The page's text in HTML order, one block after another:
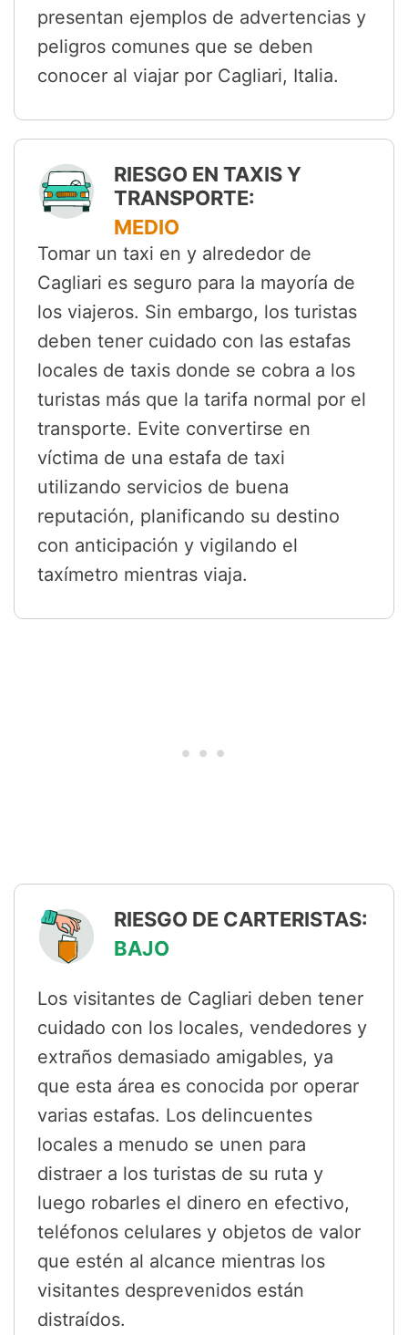
presentan ejemplos de advertencias y
peligros comunes que se deben
conocer al viajar por Cagliari, Italia.
RIESGO EN TAXIS Y
TRANSPORTE:
MEDIO
Tomar un taxi en y alrededor de
Cagliari es seguro para la mayoría de
los viajeros. Sin embargo, los turistas
deben tener cuidado con las estafas
locales de taxis donde se cobra a los
turistas más que la tarifa normal por el
transporte. Evite convertirse en
víctima de una estafa de taxi
utilizando servicios de buena
reputación, planificando su destino
con anticipación y vigilando el
taxímetro mientras viaja.
RIESGO DE CARTERISTAS:
BAJO
Los visitantes de Cagliari deben tener
cuidado con los locales, vendedores y
extraños demasiado amigables, ya
que esta área es conocida por operar
varias estafas. Los delincuentes
locales a menudo se unen para
distraer a los turistas de su ruta y
luego robarles el dinero en efectivo,
teléfonos celulares y objetos de valor
que estén al alcance mientras los
visitantes desprevenidos están
distraídos.